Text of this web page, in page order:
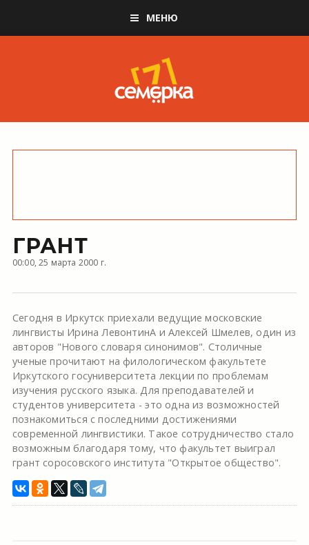
МЕНЮ
ГРАНТ
00:00, 25 марта 2000 г.
Сегодня в Иркутск приехали ведущие московские
лингвисты Ирина ЛевонтинА и Алексей Шмелев, один из
авторов "Нового словаря синонимов". Столичные
ученые прочитают на филологическом факультете
Иркутского госуниверситета лекции по проблемам
изучения русского языка. Для преподавателей и
студентов университета - это одна из возможностей
познакомиться с последними достижениями
современной лингвистики. Такое сотрудничество стало
возможным благодаря тому, что факультет выиграл
грант соросовского института "Открытое общество".